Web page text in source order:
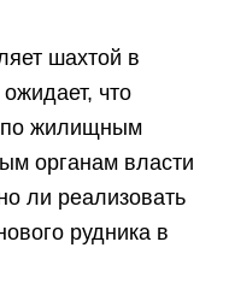
шахтой в
что
по жилищным
органам власти
ли реализовать
рудника в